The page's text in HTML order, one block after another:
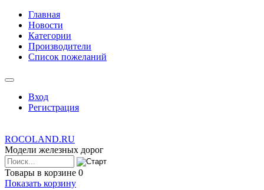
Главная
Новости
Категории
Производители
Список пожеланий
Вход
Регистрация
ROCOLAND.RU
Модели железных дорог
Товары в корзине 0
Показать корзину